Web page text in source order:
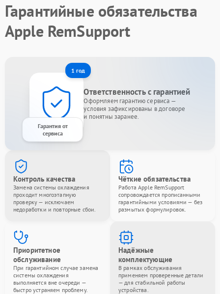
Гарантийные обязательства
Apple RemSupport
1 год
Гарантия от
сервиса
Ответственность с гарантией
Оформляем гарантию сервиса —
условия зафиксированы в договоре
и понятны заранее.
Контроль качества
Замена системы охлаждения
проходит многоэтапную
проверку — исключаем
недоработки и повторные сбои.
Чёткие обязательства
Работа Apple RemSupport
сопровождается прописанными
гарантийными условиями — без
размытых формулировок.
Приоритетное
обслуживание
При гарантийном случае замена
системы охлаждения
выполняется вне очереди —
быстро устраняем проблему.
Надёжные
комплектующие
В рамках обслуживания
применяем проверенные детали
— для стабильной работы
устройства.